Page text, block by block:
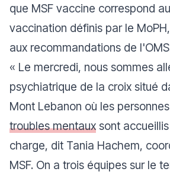
que MSF vaccine correspond
vaccination définis par le
aux recommandations de
« Le mercredi, nous sommes
psychiatrique de la croix situé
Mont Lebanon où les
troubles mentaux sont
charge, dit Tania Hachem,
MSF. On a trois équipes sur le